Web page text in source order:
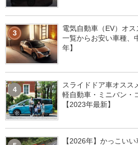
3
電気自動車（EV）オ
一覧からお安い車種、
年】
4
スライドドア車オスス
軽自動車・ミニバン・
【2023年最新】
【2026年】かっこい